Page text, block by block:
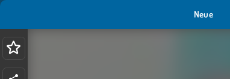
Neue